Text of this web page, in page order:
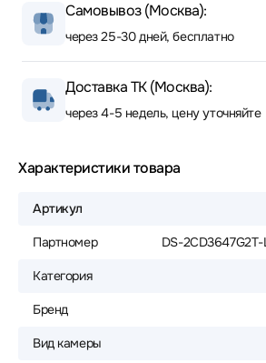
Самовывоз (Москва):
через 25-30 дней, бесплатно
Доставка ТК (Москва):
через 4-5 недель, цену уточняйте
Характеристики товара
Артикул
Партномер DS-2CD3647G2T-
Категория
Бренд
Вид камеры